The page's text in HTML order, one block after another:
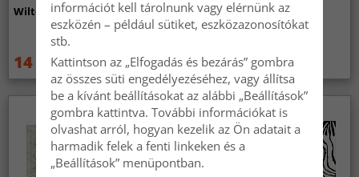
Wilton szőnyeg - Taknis (zöld)
14 959 Ft 19 949 Ft
Wilton szőnyeg - Elena
(bezs/arany)
14 959 Ft 19 949 Ft
információt kell tárolnunk vagy elérnünk az
eszközén – például sütiket, eszközazonosítókat
stb.
Kattintson az „Elfogadás és bezárás” gombra
az összes süti engedélyezéséhez, vagy állítsa
be a kívánt beállításokat az alábbi „Beállítások”
gombra kattintva. További információkat is
olvashat arról, hogyan kezelik az Ön adatait a
harmadik felek a fenti linkeken és a
„Beállítások” menüpontban.